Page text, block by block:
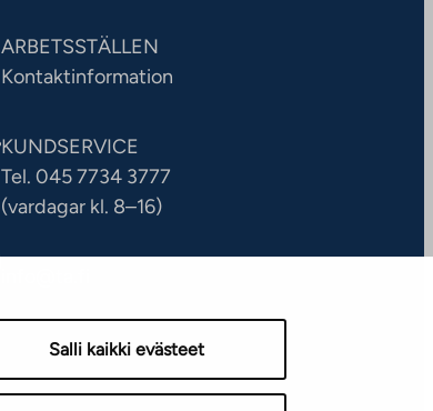
Salli kaikki evästeet
ARBETSSTÄLLEN
Kontaktinformation
KUNDSERVICE
Tel. 045 7734 3777
(vardagar kl. 8–16)